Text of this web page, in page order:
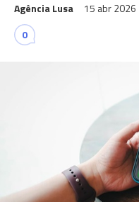
Agência Lusa 15 abr 2026
0